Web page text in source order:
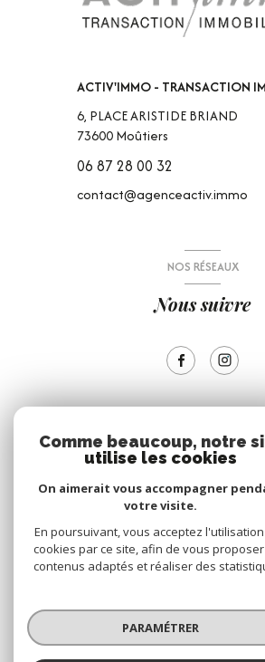
ACTIV'IMMO - TRANSACTION
6, PLACE ARISTIDE BRIAND
73600Moûtiers
06 87 28 00 32
contact@agenceactiv.immo
NOS RÉSEAUX
Nous suivre
Nous adhérons
© 2026 | Tous droits
Nos partenaires
Comme beaucoup, notre
utilise les cookies
On aimerait vous accompagner
votre visite.
En poursuivant, vous acceptez
cookies par ce site, afin de vous
contenus adaptés et réaliser des
PARAMÉTRER